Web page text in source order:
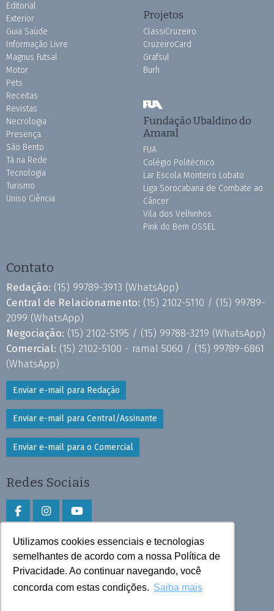
Utilizamos cookies essenciais e tecnologias
semelhantes de acordo com a nossa Política de
Privacidade. Ao continuar navegando, você
concorda com estas condições. Saiba mais
Editorial
Exterior
Guia Saúde
Informação Livre
Magnus Futsal
Motor
Pets
Receitas
Revistas
Necrologia
Presença
São Bento
Tá na Rede
Tecnologia
Turismo
Uniso Ciência
Projetos
ClassiCruzeiro
CruzeiroCard
Grafsul
Burh
Fundação Ubaldino do
Amaral
FUA
Colégio Politécnico
Lar Escola Monteiro Lobato
Liga Sorocabana de Combate ao
Câncer
Vila dos Velhinhos
Pink do Bem OSSEL
Contato
Redação: (15) 99789-3913 (WhatsApp)
Central de Relacionamento: (15) 2102-5110 / (15) 99789-
2099 (WhatsApp)
Negociação: (15) 2102-5195 / (15) 99788-3219 (WhatsApp)
Comercial: (15) 2102-5100 - ramal 5060 / (15) 99789-6861
(WhatsApp)
Enviar e-mail para Redação
Enviar e-mail para Central/Assinante
Enviar e-mail para o Comercial
Redes Sociais
Faça download do aplicativo
Play Store e App Store